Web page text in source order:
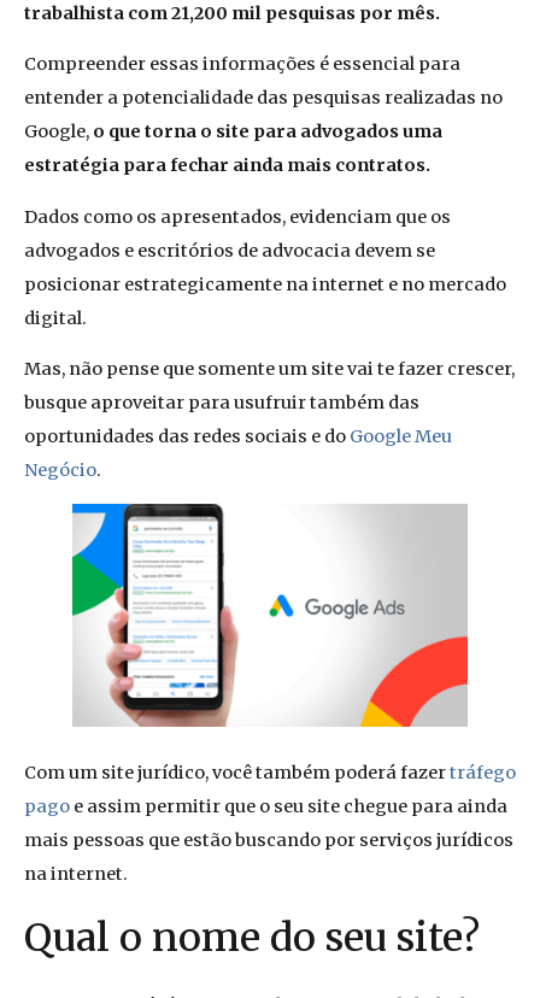
trabalhista com 21,200 mil pesquisas por mês.
Compreender essas informações é essencial para
entender a potencialidade das pesquisas realizadas no
Google, o que torna o site para advogados uma
estratégia para fechar ainda mais contratos.
Dados como os apresentados, evidenciam que os
advogados e escritórios de advocacia devem se
posicionar estrategicamente na internet e no mercado
digital.
Mas, não pense que somente um site vai te fazer crescer,
busque aproveitar para usufruir também das
oportunidades das redes sociais e do Google Meu
Negócio.
Com um site jurídico, você também poderá fazertráfego
pago e assim permitir que o seu site chegue para ainda
mais pessoas que estão buscando por serviços jurídicos
na internet.
Qual o nome do seu site?